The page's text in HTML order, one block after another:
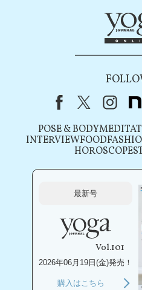
FacebookX（旧
POSE & BODY
INTERVIEWFOOD
HOROSCOPE
最新号
Vol.101
2026年06月19日(金)発売！
購入はこちら